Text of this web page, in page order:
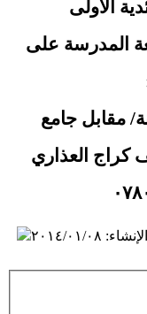
الأولى
المدرسة على
مقابل جامع
كراج العذاري
: ٢٠١٤/٠١/٠٨